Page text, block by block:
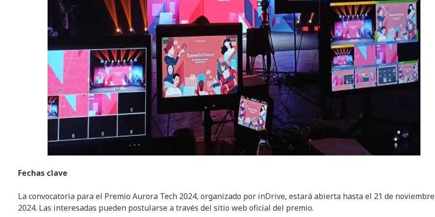
Fechas clave
La convocatoria para el Premio Aurora Tech 2024, organizado por inDrive, estará abierta hasta el 21 de
2024. Las interesadas pueden postularse a través del sitio web oficial del premio.